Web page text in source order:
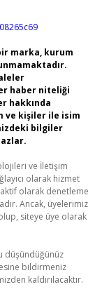
marka, kurum
haber niteliği
hakkında
ve kişiler ile isim
bilgiler
ve İletişim
olarak hizmet
olarak denetleme
Ancak, üyelerimiz
siteye üye olarak
düşündüğünüz
bildirmeniz
kaldırılacaktır.